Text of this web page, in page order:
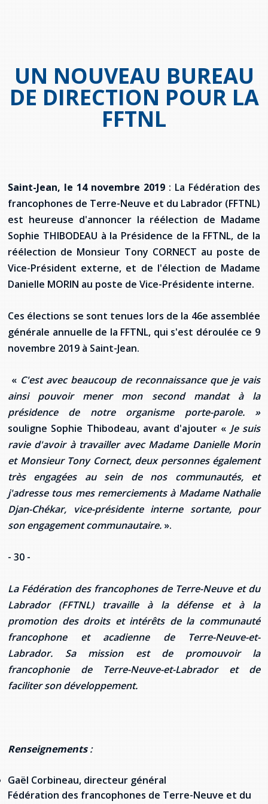
Lee Trowbridge
Anastasia Knudsen
Brian Kizner
Marc-Alexandre Mestres
Stacy Smith
Nancy Dillon
Clare Halleran
Dominic Demers
Yulia Kudryakova
UN NOUVEAU BUREAU
DE DIRECTION POUR LA
FFTNL
Saint-Jean, le 14 novembre 2019 : La Fédération des
francophones de Terre-Neuve et du Labrador (FFTNL)
est heureuse d'annoncer la réélection de Madame
Sophie THIBODEAU à la Présidence de la FFTNL, de la
réélection de Monsieur Tony CORNECT au poste de
Vice-Président externe, et de l'élection de Madame
Danielle MORIN au poste de Vice-Présidente interne.
Ces élections se sont tenues lors de la 46e assemblée
générale annuelle de la FFTNL, qui s'est déroulée ce 9
novembre 2019 à Saint-Jean.
« C'est avec beaucoup de reconnaissance que je vais
ainsi pouvoir mener mon second mandat à la
présidence de notre organisme porte-parole. »
souligne Sophie Thibodeau, avant d'ajouter « Je suis
ravie d'avoir à travailler avec Madame Danielle Morin
et Monsieur Tony Cornect, deux personnes également
très engagées au sein de nos communautés, et
j'adresse tous mes remerciements à Madame Nathalie
Djan-Chékar, vice-présidente interne sortante, pour
son engagement communautaire. ».
- 30 -
La Fédération des francophones de Terre-Neuve et du
Labrador (FFTNL) travaille à la défense et à la
promotion des droits et intérêts de la communauté
francophone et acadienne de Terre-Neuve-et-
Labrador. Sa mission est de promouvoir la
francophonie de Terre-Neuve-et-Labrador et de
faciliter son développement.
Renseignements:
Gaël Corbineau, directeur général
Fédération des francophones de Terre-Neuve et du